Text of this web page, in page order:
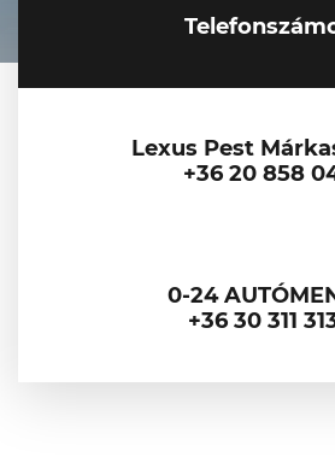
Karosszéria Centrum
Lexus Pest
+36 20 858
0-24
+36 30 311